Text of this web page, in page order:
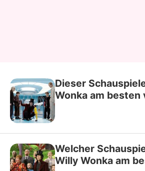
Dieser
Wonka am
Welcher
Willy Wonka am